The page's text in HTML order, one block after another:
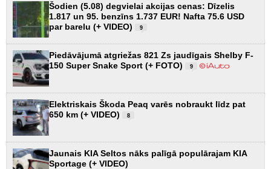
Šodien (5.08) degvielai akcijas cenas: Dīzelis
1.817 un 95. benzīns 1.737 EUR! Nafta 75.6 USD
par barelu (+ VIDEO)
9
Piedāvājumā atgriežas 821 Zs jaudīgais Shelby F-
150 Super Snake Sport (+ FOTO)
9
Elektriskais Škoda Peaq varēs nobraukt līdz pat
650 km (+ VIDEO)
8
Jaunais KIA Seltos nāks palīgā populārajam KIA
Sportage (+ VIDEO)